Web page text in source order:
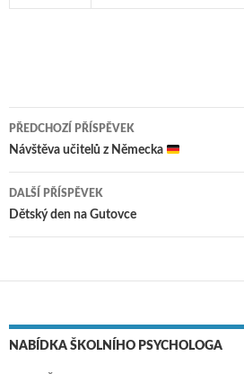
Navigace pro příspěvky
PŘEDCHOZÍ PŘÍSPĚVEK
Návštěva učitelů z Německa
DALŠÍ PŘÍSPĚVEK
Dětský den na Gutovce
NABÍDKA ŠKOLNÍHO PSYCHOLOGA